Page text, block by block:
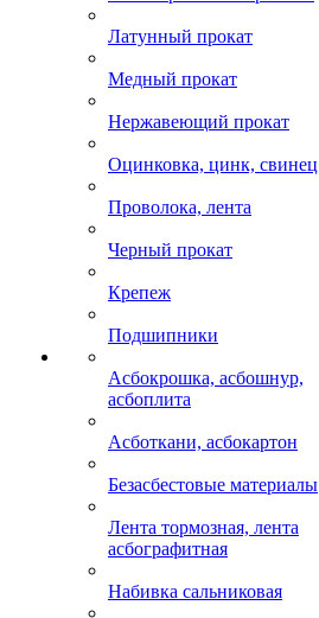
Латунный прокат
Медный прокат
Нержавеющий прокат
Оцинковка, цинк, свинец
Проволока, лента
Черный прокат
Крепеж
Подшипники
Асбокрошка, асбошнур,
асбоплита
Асботкани, асбокартон
Безасбестовые материалы
Лента тормозная, лента
асбографитная
Набивка сальниковая